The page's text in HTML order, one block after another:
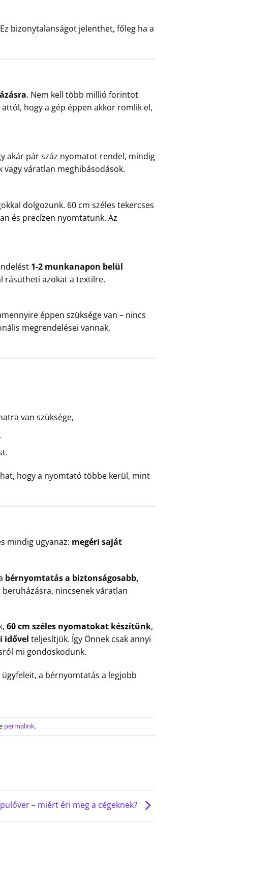
bizonytalanságot jelenthet, főleg ha a
. Nem kell több millió forintot
hogy a gép éppen akkor romlik el,
akár pár száz nyomatot rendel, mindig
váratlan meghibásodások.
dolgozunk. 60 cm széles tekercses
és precízen nyomtatunk. Az
1-2 munkanapon belül
rásütheti azokat a textilre.
éppen szüksége van – nincs
megrendelései vannak,
van szüksége,
hogy a nyomtató többe kerül, mint
mindig ugyanaz: megéri saját
bérnyomtatás a biztonságosabb,
beruházásra, nincsenek váratlan
60 cm széles nyomatokat készítünk,
idővel teljesítjük. Így Önnek csak annyi
mi gondoskodunk.
a bérnyomtatás a legjobb
permalink.
– miért éri meg a cégeknek?